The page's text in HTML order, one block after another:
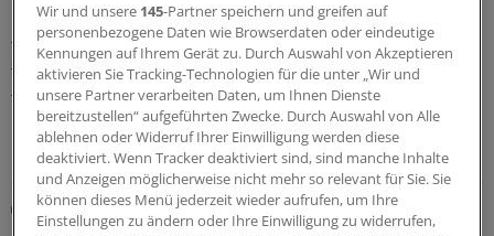
Das Projekt soll drei Haus- oder Kinderärzte als
angestellte Ärztin oder Arzt an die Wesermündung
bringen.Dazu stellt die KV die Räume, Personal und
Infrastruktur zur Verfügung.
LESEN SIE AUCH
Sicherstellung
Wir und unsere 145-Partner speichern und greifen auf
personenbezogene Daten wie Browserdaten oder eindeutige
Kennungen auf Ihrem Gerät zu. Durch Auswahl von Akzeptieren
aktivieren Sie Tracking-Technologien für die unter „Wir und
unsere Partner verarbeiten Daten, um Ihnen Dienste
bereitzustellen“ aufgeführten Zwecke. Durch Auswahl von Alle
ablehnen oder Widerruf Ihrer Einwilligung werden diese
deaktiviert. Wenn Tracker deaktiviert sind, sind manche Inhalte
und Anzeigen möglicherweise nicht mehr so relevant für Sie. Sie
können dieses Menü jederzeit wieder aufrufen, um Ihre
Einstellungen zu ändern oder Ihre Einwilligung zu widerrufen,